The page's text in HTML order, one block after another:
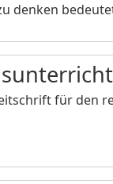
denken
für den